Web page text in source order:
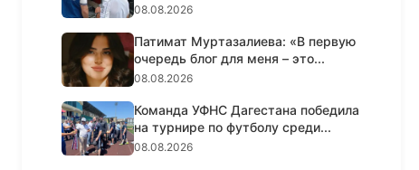
пассажирс...
08.08.2026
Патимат Муртазалиева: «В первую
очередь блог для меня – это...
08.08.2026
Команда УФНС Дагестана победила
на турнире по футболу среди...
08.08.2026